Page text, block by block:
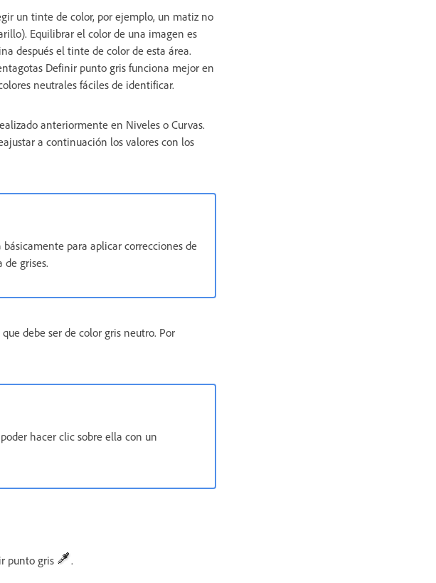
un tinte de color, por ejemplo, un matiz no
Equilibrar el color de una imagen es
después el tinte de color de esta área.
Definir punto gris funciona mejor en
neutrales fáciles de identificar.
anteriormente en Niveles o Curvas.
a continuación los valores con los
básicamente para aplicar correcciones de
grises.
debe ser de color gris neutro. Por
hacer clic sobre ella con un
punto gris .